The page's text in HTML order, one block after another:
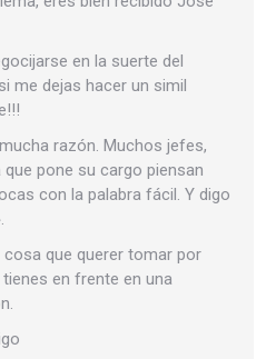
en la suerte del
me dejas hacer un simil
razón. Muchos jefes,
que pone su cargo piensan
con la palabra fácil. Y digo
cosa que querer tomar por
en frente en una